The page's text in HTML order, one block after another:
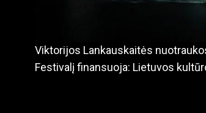
Viktorijos Lankauskaitės
Festivalį finansuoja: Lietuvos